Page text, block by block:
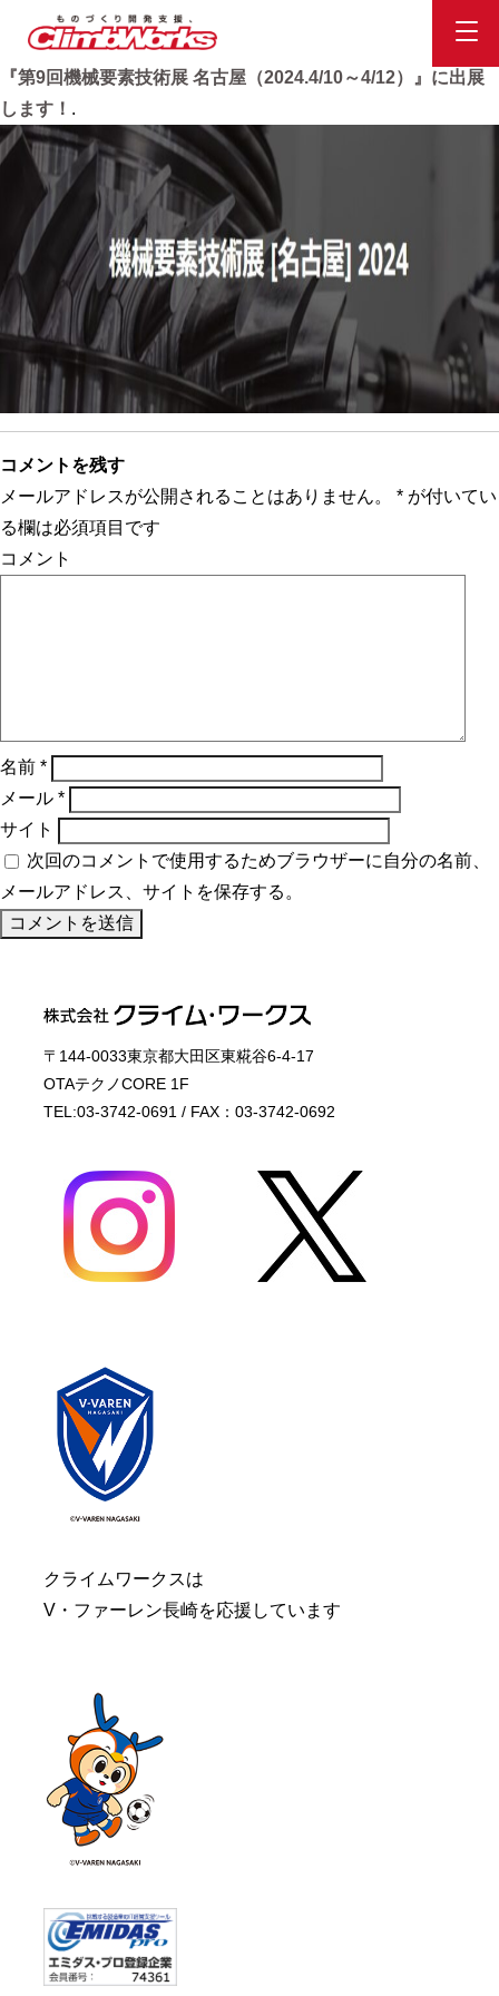
機械要素技術展名古屋
Published2024.4.3at897 × 259
ポートメッセ名古屋で開催
『第9回機械要素技術展 名古屋（2024.4/10～4/12）』に出展
します！ .
コメントを残す
メールアドレスが公開されることはありません。
* が付いてい
る欄は必須項目です
コメント
名前 *
メール *
サイト
次回のコメントで使用するためブラウザーに自分の名前、
メールアドレス、サイトを保存する。
〒144-0033東京都大田区東糀谷6-4-17
OTAテクノCORE 1F
TEL:03-3742-0691 / FAX：03-3742-0692
クライムワークスは
V・ファーレン長崎を応援しています